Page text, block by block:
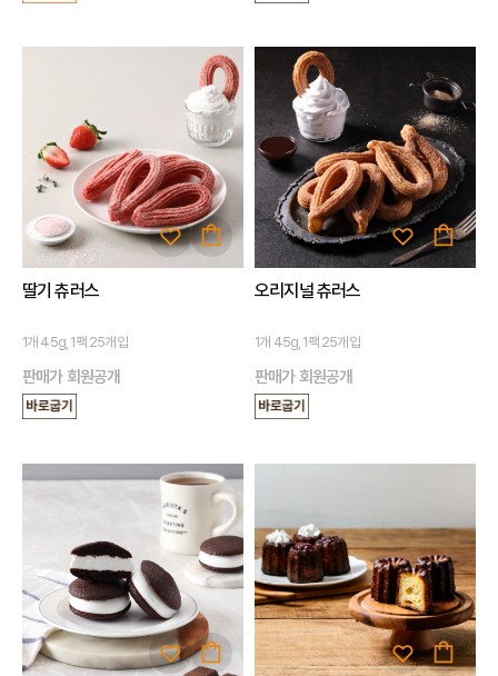
딸기 츄러스
1개 45g, 1팩 25개입
판매가 회원공개
오리지널 츄러스
1개 45g, 1팩 25개입
판매가 회원공개